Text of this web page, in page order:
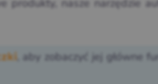
nasze narzędzie
, aby zobaczyć jej główne